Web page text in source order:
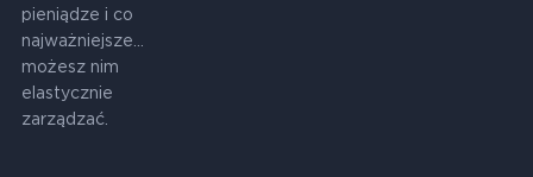
pieniądze i co
najważniejsze...
możesz nim
elastycznie
zarządzać.